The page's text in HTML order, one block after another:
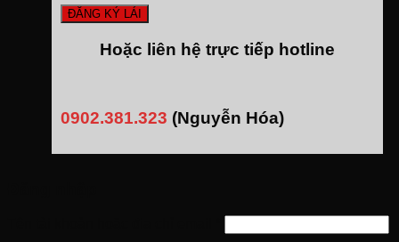
Hoặc liên hệ trực tiếp hotline
0902.381.323 (Nguyễn Hóa)